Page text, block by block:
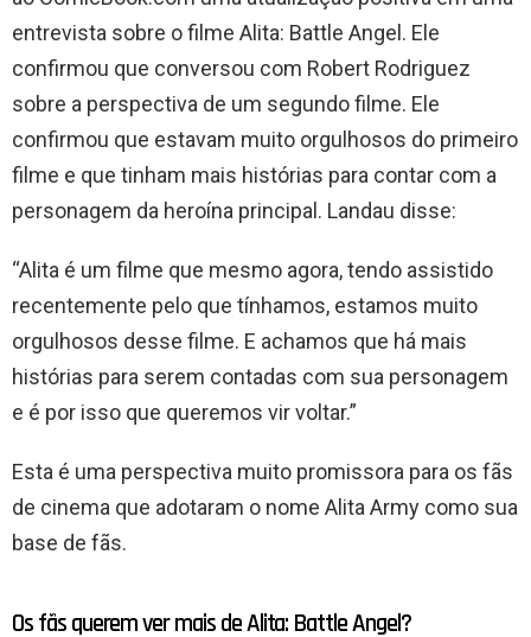
entrevista sobre o filme Alita: Battle Angel. Ele
confirmou que conversou com Robert Rodriguez
sobre a perspectiva de um segundo filme. Ele
confirmou que estavam muito orgulhosos do primeiro
filme e que tinham mais histórias para contar com a
personagem da heroína principal. Landau disse:
“Alita é um filme que mesmo agora, tendo assistido
recentemente pelo que tínhamos, estamos muito
orgulhosos desse filme. E achamos que há mais
histórias para serem contadas com sua personagem
e é por isso que queremos vir voltar.”
Esta é uma perspectiva muito promissora para os fãs
de cinema que adotaram o nome Alita Army como sua
base de fãs.
Os fãs querem ver mais de Alita: Battle Angel?